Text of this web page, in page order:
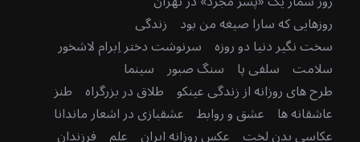
روزهایی که سارا صیغه من بود زندگی
سخت نگیر دنیا دو روزه سرنوشت دختر اِبرام لاشخور
سلامت سلفی پا سنگ صبور سینما
طرح های روزانه از زندگی عینکو طلاق در بزرگراه طنز
عاشقانه ها عشق و روابط عشقبازی در اشعار ماندانا
عکاسی بدن لخت عکس روزانه ایران علم فرزندان